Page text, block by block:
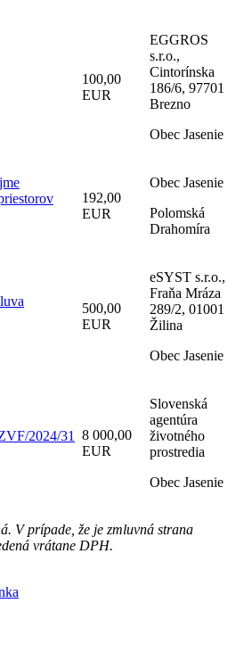
100,00
EUR
EGGROS
s.r.o.,
Cintorínska
186/6, 97701
Brezno
Obec Jasenie
192,00
EUR
Obec Jasenie
Polomská
Drahomíra
500,00
EUR
eSYST s.r.o.,
Fraňa Mráza
289/2, 01001
Žilina
Obec Jasenie
2024/31
8 000,00
EUR
Slovenská
agentúra
životného
prostredia
Obec Jasenie
V prípade, že je zmluvná strana
vrátane DPH.